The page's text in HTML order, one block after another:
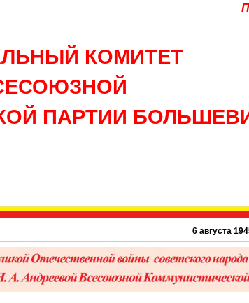
КОМИТЕТ
ПАРТИИ
6 августа 1945 г. –